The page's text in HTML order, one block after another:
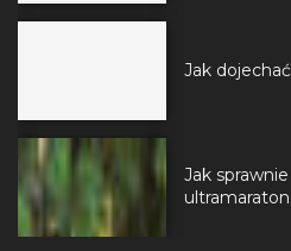
Jak
Jak
ultramaraton